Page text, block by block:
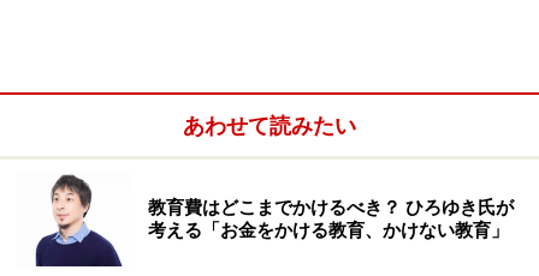
は、それらを導くポイントをお話ししたいと思います。
あわせて読みたい
教育費はどこまでかけるべき？ ひろゆき氏が
考える「お金をかける教育、かけない教育」